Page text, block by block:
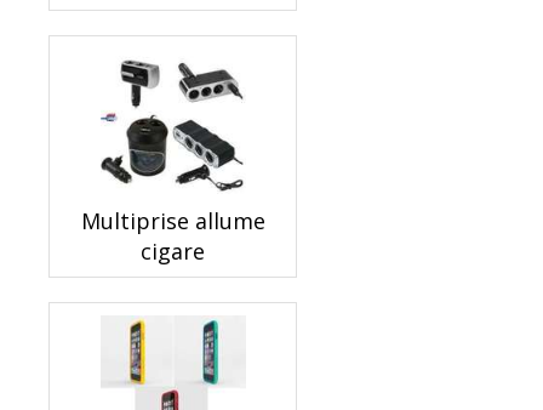
Multiprise allume
cigare